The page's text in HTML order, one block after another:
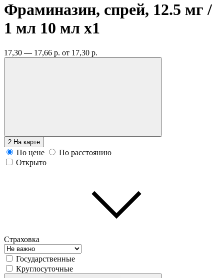
Фраминазин, спрей, 12.5 мг /
1 мл 10 мл x1
17,30 — 17,66 р. от 17,30 р.
2 На карте
По цене
По расстоянию
Открыто
Страховка
Государственные
Круглосуточные